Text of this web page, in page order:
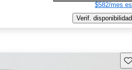
$582/mes
Verif. disponibilidad